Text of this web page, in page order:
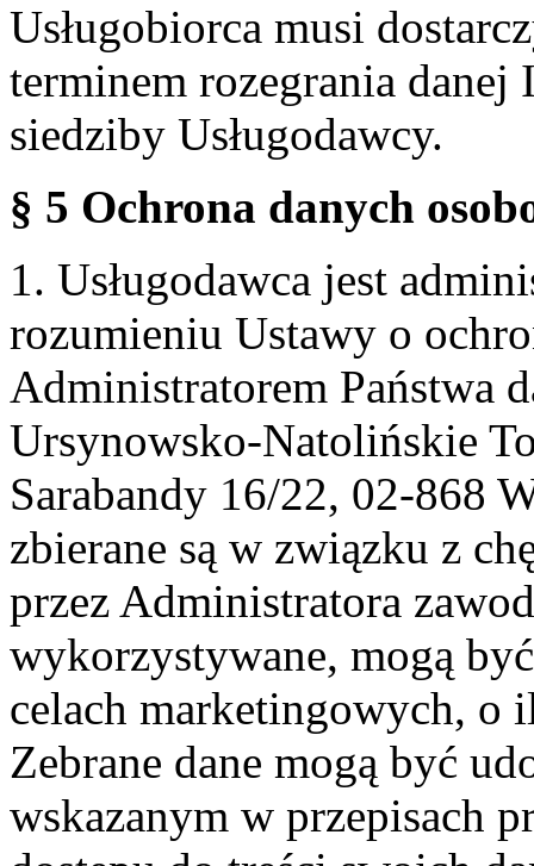
Usługobiorca musi
terminem rozegrania
siedziby Usługodawcy.
§ 5 Ochrona danych
1. Usługodawca jest
rozumieniu Ustawy o
Administratorem Państwa
Ursynowsko-Natolińskie
Sarabandy 16/22, 02-868
zbierane są w związku z
przez Administratora
wykorzystywane, mogą
celach marketingowych, o
Zebrane dane mogą być
wskazanym w przepisach